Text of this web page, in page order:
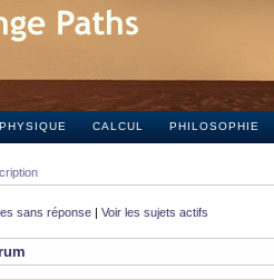
PHYSIQUE CALCUL PHILOSOPHIE
sans réponse | Voir les sujets actifs